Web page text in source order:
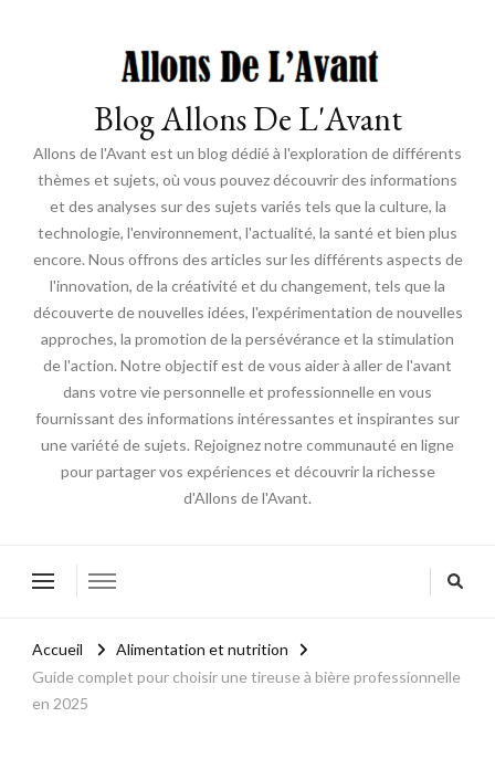
Blog Allons De L'Avant
Allons de l'Avant est un blog dédié à l'exploration de différents
thèmes et sujets, où vous pouvez découvrir des informations
et des analyses sur des sujets variés tels que la culture, la
technologie, l'environnement, l'actualité, la santé et bien plus
encore. Nous offrons des articles sur les différents aspects de
l'innovation, de la créativité et du changement, tels que la
découverte de nouvelles idées, l'expérimentation de nouvelles
approches, la promotion de la persévérance et la stimulation
de l'action. Notre objectif est de vous aider à aller de l'avant
dans votre vie personnelle et professionnelle en vous
fournissant des informations intéressantes et inspirantes sur
une variété de sujets. Rejoignez notre communauté en ligne
pour partager vos expériences et découvrir la richesse
d'Allons de l'Avant.
Accueil
Alimentation et nutrition
Guide complet pour choisir une tireuse à bière professionnelle
en 2025